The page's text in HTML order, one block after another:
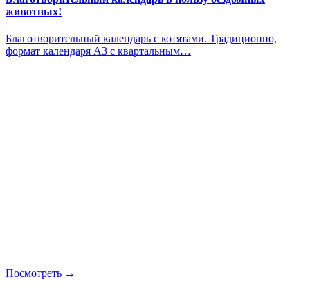
животных!
Благотворительный календарь с котятами. Традиционно,
формат календаря А3 с квартальным…
Посмотреть →